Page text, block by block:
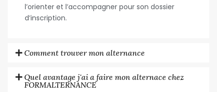
l’orienter et l’accompagner pour son dossier
d’inscription.
Comment trouver mon alternance
Quel avantage j'ai a faire mon alternace chez
FORMALTERNANCE